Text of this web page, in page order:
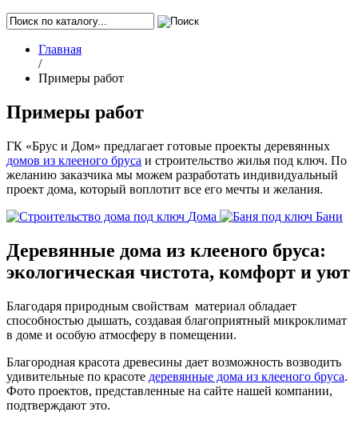
Главная
/
Примеры работ
Примеры работ
ГК «Брус и Дом» предлагает готовые проекты деревянных
домов из клееного бруса и строительство жилья под ключ. По
желанию заказчика мы можем разработать индивидуальный
проект дома, который воплотит все его мечты и желания.
Дома
Бани
Деревянные дома из клееного бруса:
экологическая чистота, комфорт и уют
Благодаря природным свойствам материал обладает
способностью дышать, создавая благоприятный микроклимат
в доме и особую атмосферу в помещении.
Благородная красота древесины дает возможность возводить
удивительные по красоте деревянные дома из клееного бруса.
Фото проектов, представленные на сайте нашей компании,
подтверждают это.